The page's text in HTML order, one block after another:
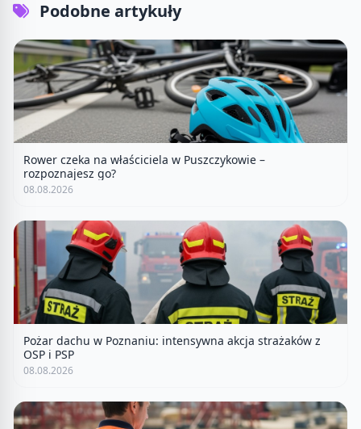
Podobne artykuły
Rower czeka na właściciela w Puszczykowie –
rozpoznajesz go?
08.08.2026
Pożar dachu w Poznaniu: intensywna akcja strażaków z
OSP i PSP
08.08.2026